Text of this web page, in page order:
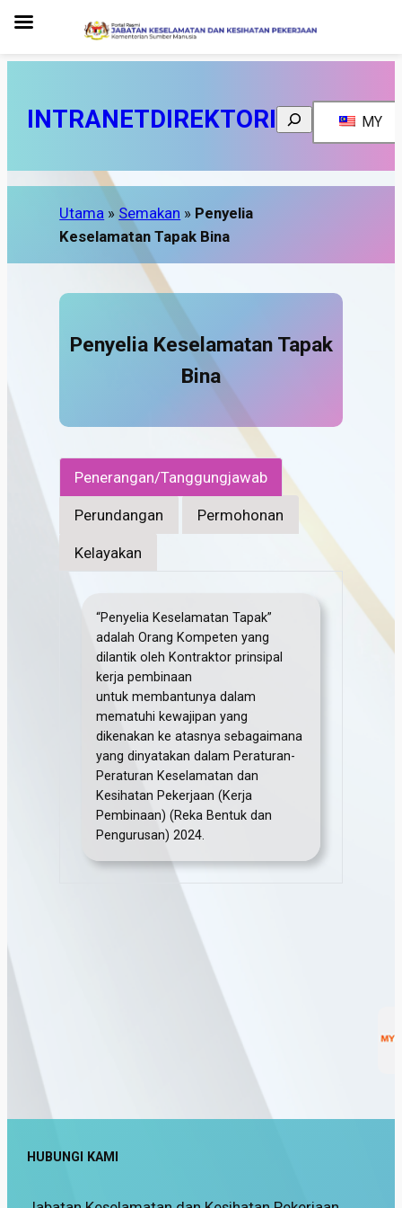
INTRANETDIREKTORI Search MY
Utama » Semakan » Penyelia
Keselamatan Tapak Bina
Penyelia Keselamatan Tapak
Bina
Penerangan/Tanggungjawab
Perundangan Permohonan
Kelayakan
“Penyelia Keselamatan Tapak”
adalah Orang Kompeten yang
dilantik oleh Kontraktor prinsipal
kerja pembinaan
untuk membantunya dalam
mematuhi kewajipan yang
dikenakan ke atasnya sebagaimana
yang dinyatakan dalam Peraturan-
Peraturan Keselamatan dan
Kesihatan Pekerjaan (Kerja
Pembinaan) (Reka Bentuk dan
Pengurusan) 2024.
HUBUNGI KAMI